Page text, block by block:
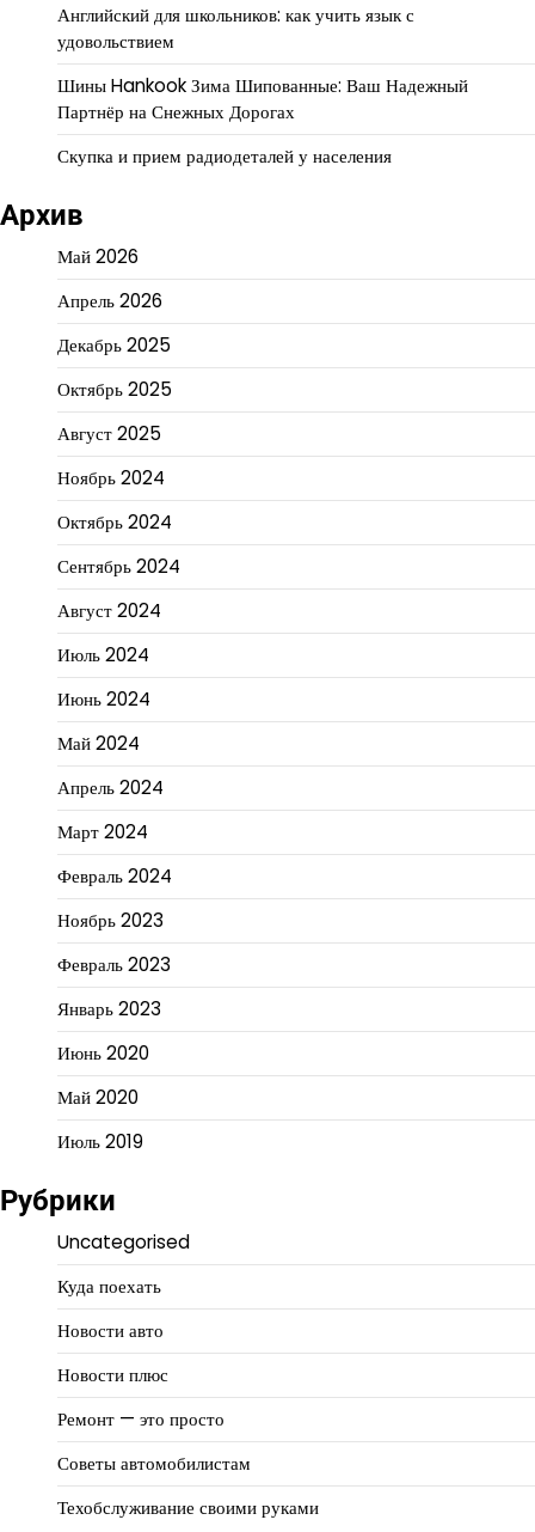
Английский для школьников: как учить язык с
удовольствием
Шины Hankook Зима Шипованные: Ваш Надежный
Партнёр на Снежных Дорогах
Скупка и прием радиодеталей у населения
Архив
Май 2026
Апрель 2026
Декабрь 2025
Октябрь 2025
Август 2025
Ноябрь 2024
Октябрь 2024
Сентябрь 2024
Август 2024
Июль 2024
Июнь 2024
Май 2024
Апрель 2024
Март 2024
Февраль 2024
Ноябрь 2023
Февраль 2023
Январь 2023
Июнь 2020
Май 2020
Июль 2019
Рубрики
Uncategorised
Куда поехать
Новости авто
Новости плюс
Ремонт — это просто
Советы автомобилистам
Техобслуживание своими руками